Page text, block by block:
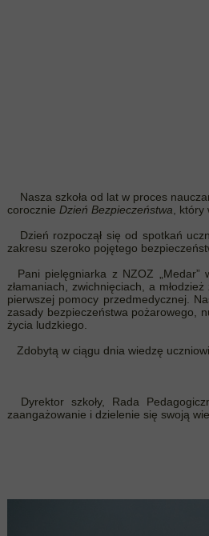
Nasza szkoła od lat w proces
corocznie Dzień Bezpieczeństwa ,
Dzień rozpoczął się od spotkań
zakresu szeroko pojętego
Pani pielęgniarka z NZOZ „Medar”
złamaniach, zwichnięciach, a
pierwszej pomocy przedmedycznej.
zasady bezpieczeństwa pożarowego,
życia ludzkiego.
Zdobytą w ciągu dnia wiedzę
Dyrektor szkoły, Rada
zaangażowanie i dzielenie się swoją